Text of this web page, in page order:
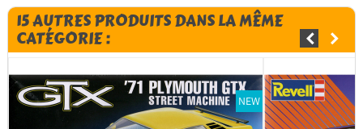
15 AUTRES PRODUITS DANS LA MÊME
CATÉGORIE :
NEW